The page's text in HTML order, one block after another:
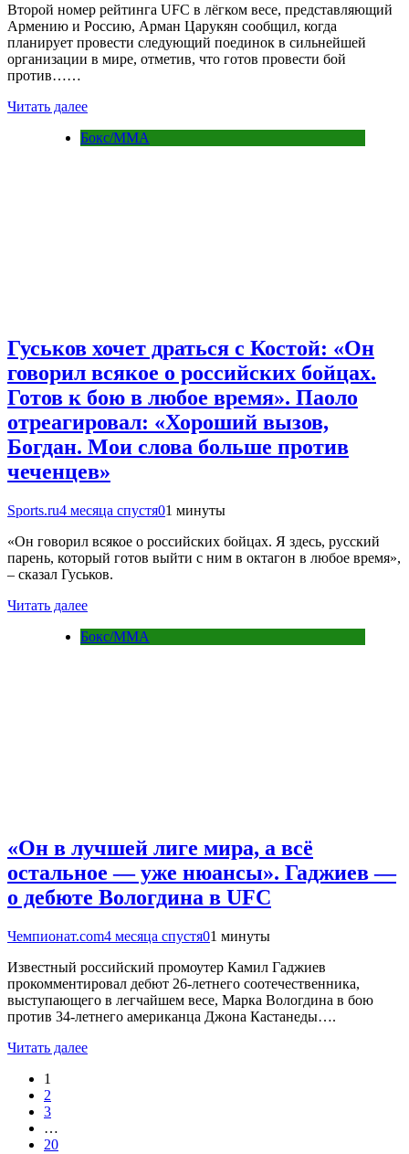
Второй номер рейтинга UFC в лёгком весе, представляющий
Армению и Россию, Арман Царукян сообщил, когда
планирует провести следующий поединок в сильнейшей
организации в мире, отметив, что готов провести бой
против……
Читать далее
Бокс/MMA
Гуськов хочет драться с Костой: «Он
говорил всякое о российских бойцах.
Готов к бою в любое время». Паоло
отреагировал: «Хороший вызов,
Богдан. Мои слова больше против
чеченцев»
Sports.ru4 месяца спустя01 минуты
«Он говорил всякое о российских бойцах. Я здесь, русский
парень, который готов выйти с ним в октагон в любое время»,
– сказал Гуськов.
Читать далее
Бокс/MMA
«Он в лучшей лиге мира, а всё
остальное — уже нюансы». Гаджиев —
о дебюте Вологдина в UFC
Чемпионат.com4 месяца спустя01 минуты
Известный российский промоутер Камил Гаджиев
прокомментировал дебют 26-летнего соотечественника,
выступающего в легчайшем весе, Марка Вологдина в бою
против 34-летнего американца Джона Кастанеды….
Читать далее
1
2
3
…
20